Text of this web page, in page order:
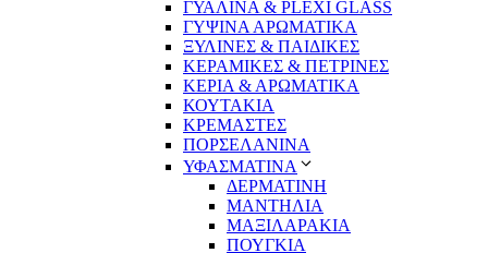
ΓΥΑΛΙΝΑ & PLEXI GLASS
ΓΥΨΙΝΑ ΑΡΩΜΑΤΙΚΑ
ΞΥΛΙΝΕΣ & ΠΑΙΔΙΚΕΣ
ΚΕΡΑΜΙΚΕΣ & ΠΕΤΡΙΝΕΣ
ΚΕΡΙΑ & ΑΡΩΜΑΤΙΚΑ
ΚΟΥΤΑΚΙΑ
ΚΡΕΜΑΣΤΕΣ
ΠΟΡΣΕΛΑΝΙΝΑ
ΥΦΑΣΜΑΤΙΝA
ΔΕΡΜΑΤΙΝΗ
ΜΑΝΤΗΛΙΑ
ΜΑΞΙΛΑΡΑΚΙΑ
ΠΟΥΓΚΙΑ